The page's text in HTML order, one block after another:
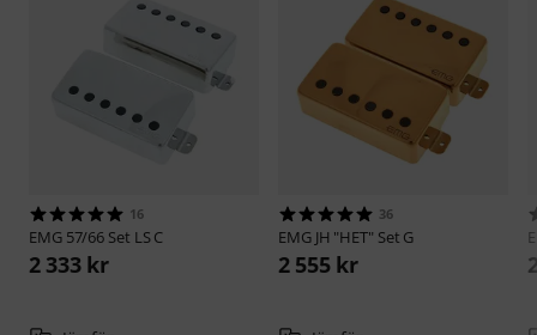
16
EMG 57/66 Set LS C
2 333 kr
36
EMG JH "HET" Set G
2 555 kr